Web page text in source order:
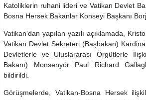
Katoliklerin ruhani lideri ve Vatikan Devlet
Bosna Hersek Bakanlar Konseyi Başkanı
Vatikan'dan yapılan yazılı açıklamada,
Vatikan Devlet Sekreteri (Başbakan)
Devletlerle ve Uluslararası Örgütlerle
Bakanı) Monsenyör Paul Richard
bildirildi.
Görüşmelerde, Vatikan-Bosna Hersek